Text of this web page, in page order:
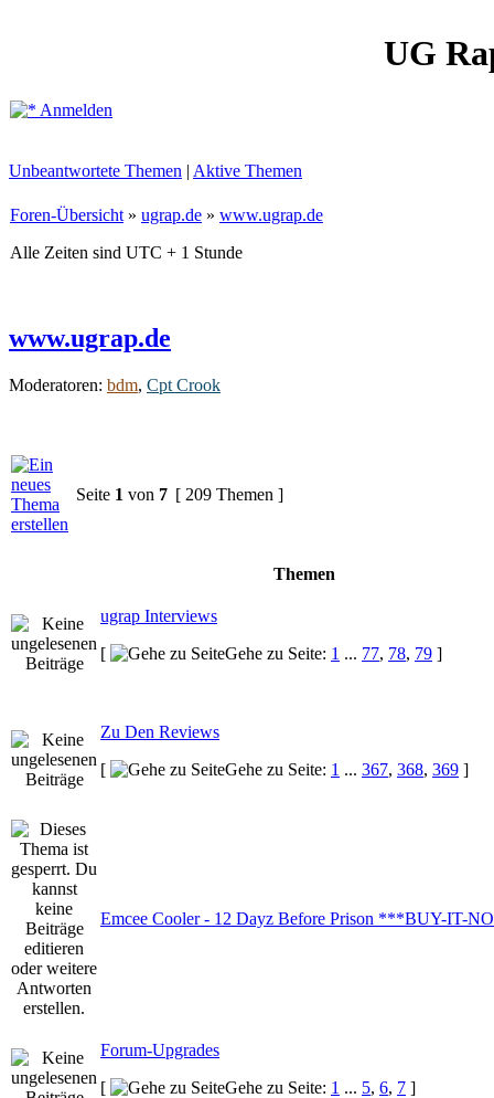
UG
Anmelden
Unbeantwortete Themen | Aktive Themen
Foren-Übersicht » ugrap.de » www.ugrap.de
Alle Zeiten sind UTC + 1 Stunde
www.ugrap.de
Moderatoren: bdm, Cpt Crook
Seite 1 von 7 [ 209 Themen ]
Themen
ugrap Interviews
[
Gehe zu Seite: 1 ... 77, 78, 79 ]
Zu Den Reviews
[
Gehe zu Seite: 1 ... 367, 368, 369 ]
Emcee Cooler - 12 Dayz Before Prison ***BUY-IT-
Forum-Upgrades
[
Gehe zu Seite: 1 ... 5, 6, 7 ]